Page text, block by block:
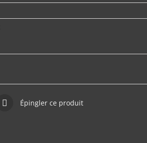
Épingler ce produit